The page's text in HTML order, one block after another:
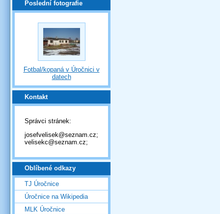
Poslední fotografie
Fotbal/kopaná v Úročnici v
datech
Kontakt
Správci stránek:
josefvelisek@seznam.cz;
velisekc@seznam.cz;
Oblíbené odkazy
TJ Úročnice
Úročnice na Wikipedia
MLK Úročnice